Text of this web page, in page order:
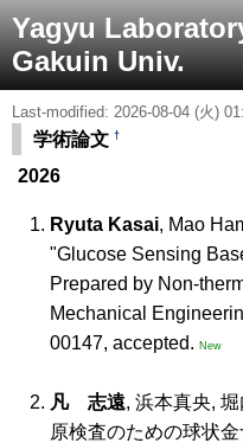
Yagyu
Gakuin Univ.
Last-modified: 2026-08-04 (火)
学術論文 †
2026
Ryuta Kasai, Mao
"Glucose Sensing
Prepared by Non-
Mechanical
00147, accepted. New
凡 志遠, 浜本真央,
原検査のための球状